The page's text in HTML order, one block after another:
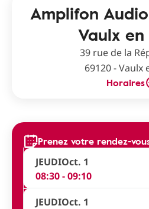
Amplifon
Vaulx
39 rue de la
69120 - Vaulx
Horaires
Prenez votre rendez-
JEUDIOct. 1
08:30 - 09:10
JEUDIOct. 1